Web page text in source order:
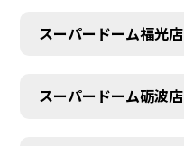
スーパードーム福光店
スーパードーム砺波店